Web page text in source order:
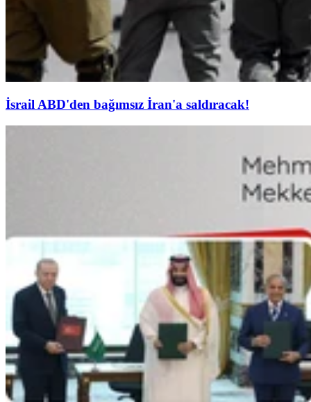
İsrail ABD'den bağımsız İran'a saldıracak!